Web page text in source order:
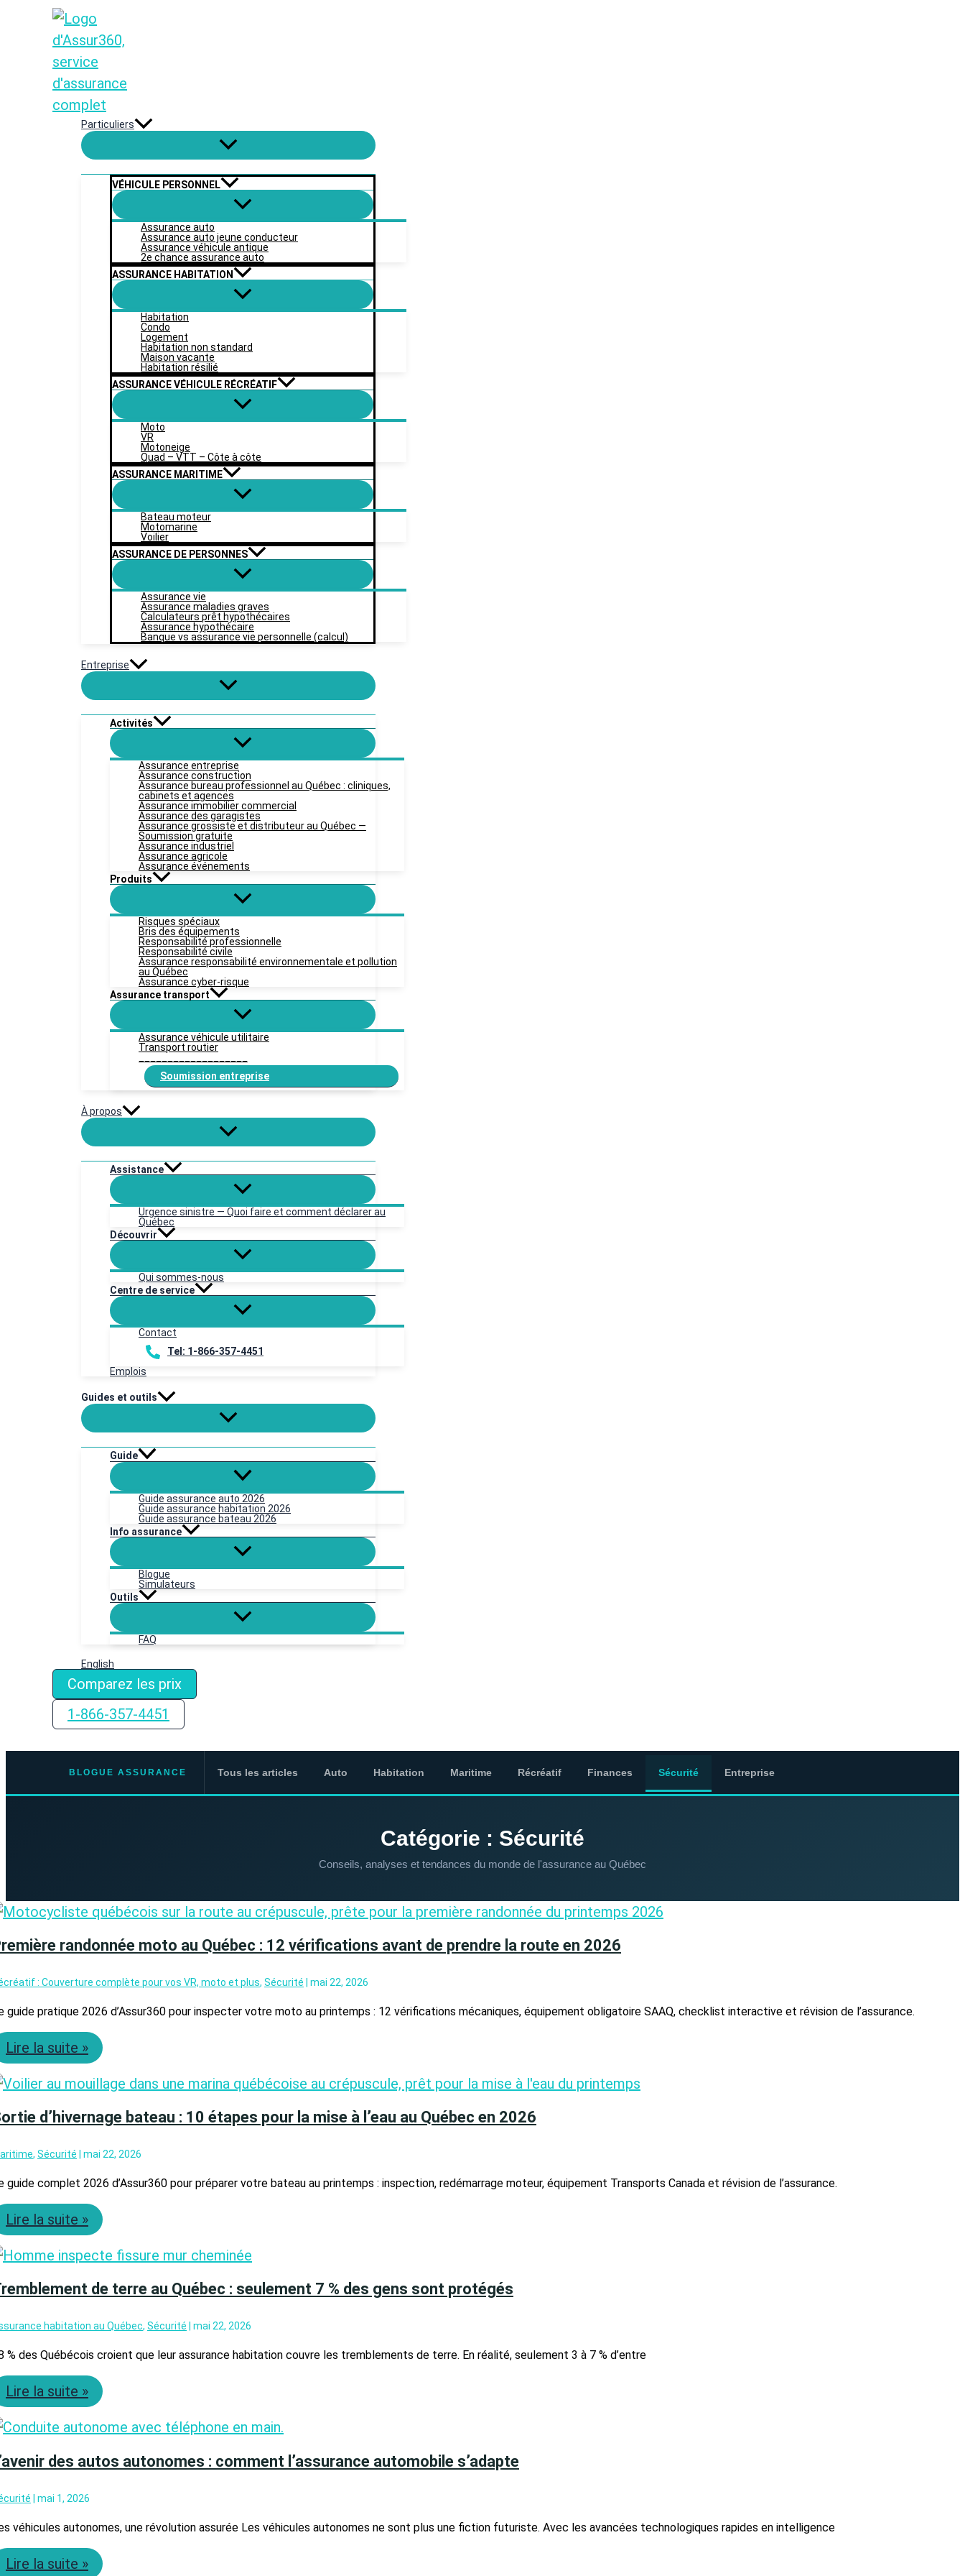
contenu
Particuliers
VÉHICULE PERSONNEL
Assurance auto
Assurance auto jeune conducteur
Assurance véhicule antique
2e chance assurance auto
ASSURANCE HABITATION
Habitation
Condo
Logement
Habitation non standard
Maison vacante
Habitation résilié
ASSURANCE VÉHICULE RÉCRÉATIF
Moto
VR
Motoneige
Quad – VTT – Côte à côte
ASSURANCE MARITIME
Bateau moteur
Motomarine
Voilier
ASSURANCE DE PERSONNES
Assurance vie
Assurance maladies graves
Calculateurs prêt hypothécaires
Assurance hypothécaire
Banque vs assurance vie personnelle (calcul)
Entreprise
Activités
Assurance entreprise
Assurance construction
Assurance bureau professionnel au Québec : cliniques,
cabinets et agences
Assurance immobilier commercial
Assurance des garagistes
Assurance grossiste et distributeur au Québec —
Soumission gratuite
Assurance industriel
Assurance agricole
Assurance événements
Produits
Risques spéciaux
Bris des équipements
Responsabilité professionnelle
Responsabilité civile
Assurance responsabilité environnementale et pollution
au Québec
Assurance cyber-risque
Assurance transport
Assurance véhicule utilitaire
Transport routier
Soumission entreprise
À propos
Assistance
Urgence sinistre — Quoi faire et comment déclarer au
Québec
Découvrir
Qui sommes-nous
Centre de service
Contact
Tel: 1-866-357-4451
Emplois
Guides et outils
Guide
Guide assurance auto 2026
Guide assurance habitation 2026
Guide assurance bateau 2026
Info assurance
Blogue
Simulateurs
Outils
FAQ
English
Comparez les prix
1-866-357-4451
BLOGUE ASSURANCE Tous les articles Auto Habitation Maritime Récréatif Finances Sécurité Entreprise
Catégorie : Sécurité
Conseils, analyses et tendances du monde de l'assurance au Québec
randonnée moto au Québec : 12 vérifications avant de prendre la route en 2026
: Couverture complète pour vos VR, moto et plus, Sécurité mai 22, 2026
guide pratique 2026 d’Assur360 pour inspecter votre moto au printemps : 12 vérifications mécaniques, équipement obligatoire SAAQ, checklist interactive et révision de l’assurance.
Première
randonnée
au
:
12
avant
prendre
la
route
en
Lire la suite »
d’hivernage bateau : 10 étapes pour la mise à l’eau au Québec en 2026
, Sécurité mai 22, 2026
guide complet 2026 d’Assur360 pour préparer votre bateau au printemps : inspection, redémarrage moteur, équipement Transports Canada et révision de l’assurance.
Sortie
d’hivernage
:
étapes
pour
mise
l’eau
au
Québec
en
Lire la suite »
de terre au Québec : seulement 7 % des gens sont protégés
habitation au Québec, Sécurité mai 22, 2026
% des Québécois croient que leur assurance habitation couvre les tremblements de terre. En réalité, seulement 3 à 7 % d’entre
Tremblement
de
au
:
seulement
%
gens
sont
protégés
Lire la suite »
des autos autonomes : comment l’assurance automobile s’adapte
| mai 1, 2026
véhicules autonomes, une révolution assurée Les véhicules autonomes ne sont plus une fiction futuriste. Avec les avancées technologiques rapides en intelligence
L’avenir
Lire la suite »